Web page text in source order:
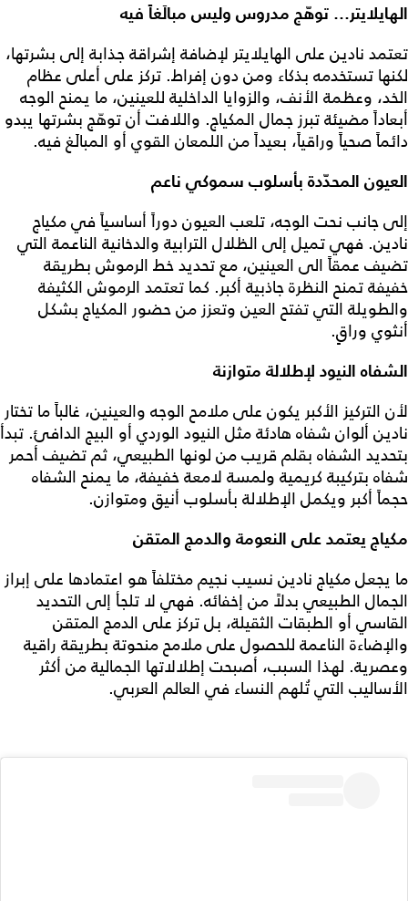
الهايلايتر… توهّج مدروس وليس مبالَغاً فيه
تعتمد نادين على الهايلايتر لإضافة إشراقة جذابة إلى بشرتها،
لكنها تستخدمه بذكاء ومن دون إفراط. تركز على أعلى عظام
الخد، وعظمة الأنف، والزوايا الداخلية للعينين، ما يمنح الوجه
أبعاداً مضيئة تبرز جمال المكياج. واللافت أن توهّج بشرتها يبدو
دائماً صحياً وراقياً، بعيداً من اللمعان القوي أو المبالَغ فيه.
العيون المحدّدة بأسلوب سموكي ناعم
إلى جانب نحت الوجه، تلعب العيون دوراً أساسياً في مكياج
نادين. فهي تميل إلى الظلال الترابية والدخانية الناعمة التي
تضيف عمقاً الى العينين، مع تحديد خط الرموش بطريقة
خفيفة تمنح النظرة جاذبية أكبر. كما تعتمد الرموش الكثيفة
والطويلة التي تفتح العين وتعزز من حضور المكياج بشكل
أنثوي وراقٍ.
الشفاه النيود لإطلالة متوازنة
لأن التركيز الأكبر يكون على ملامح الوجه والعينين، غالباً ما تختار
نادين ألوان شفاه هادئة مثل النيود الوردي أو البيج الدافئ. تبدأ
بتحديد الشفاه بقلم قريب من لونها الطبيعي، ثم تضيف أحمر
شفاه بتركيبة كريمية ولمسة لامعة خفيفة، ما يمنح الشفاه
حجماً أكبر ويكمل الإطلالة بأسلوب أنيق ومتوازن.
مكياج يعتمد على النعومة والدمج المتقن
ما يجعل مكياج نادين نسيب نجيم مختلفاً هو اعتمادها على إبراز
الجمال الطبيعي بدلاً من إخفائه. فهي لا تلجأ إلى التحديد
القاسي أو الطبقات الثقيلة، بل تركز على الدمج المتقن
والإضاءة الناعمة للحصول على ملامح منحوتة بطريقة راقية
وعصرية. لهذا السبب، أصبحت إطلالاتها الجمالية من أكثر
الأساليب التي تُلهم النساء في العالم العربي.